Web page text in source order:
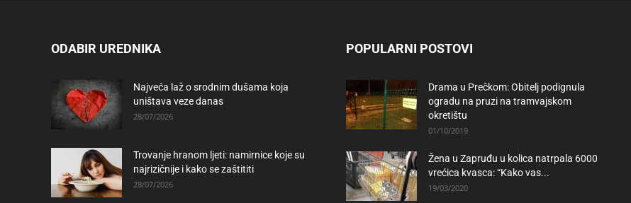
ODABIR UREDNIKA
Najveća laž o srodnim dušama koja
uništava veze danas
28/07/2026
Trovanje hranom ljeti: namirnice koje su
najrizičnije i kako se zaštititi
28/07/2026
POPULARNI POSTOVI
Drama u Prečkom: Obitelj podignula
ogradu na pruzi na tramvajskom
okretištu
01/10/2019
Žena u Zapruđu u kolica natrpala 6000
vrećica kvasca: “Kako vas...
19/03/2020